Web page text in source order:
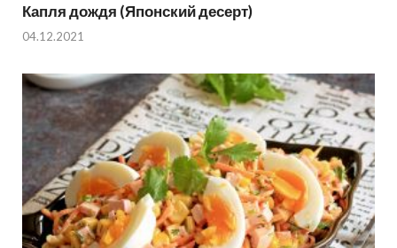
Капля дождя (Японский десерт)
04.12.2021